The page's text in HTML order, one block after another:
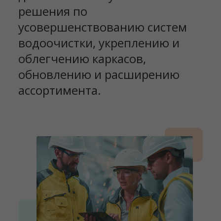
решения по
усовершенствованию систем
водоочистки, укреплению и
облегчению каркасов,
обновлению и расширению
ассортимента.